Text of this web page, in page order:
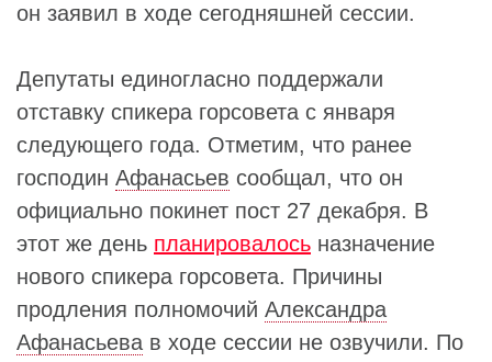
он заявил в ходе сегодняшней сессии.
Депутаты единогласно поддержали
отставку спикера горсовета с января
следующего года. Отметим, что ранее
господин Афанасьев сообщал, что он
официально покинет пост 27 декабря. В
этот же день планировалось назначение
нового спикера горсовета. Причины
продления полномочий Александра
Афанасьева в ходе сессии не озвучили. По